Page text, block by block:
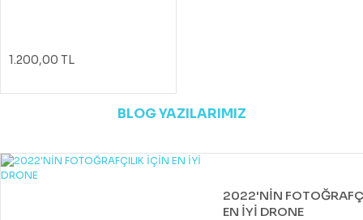
1.200,00 TL
BLOG YAZILARIMIZ
2022'NİN
EN İYİ DRONE